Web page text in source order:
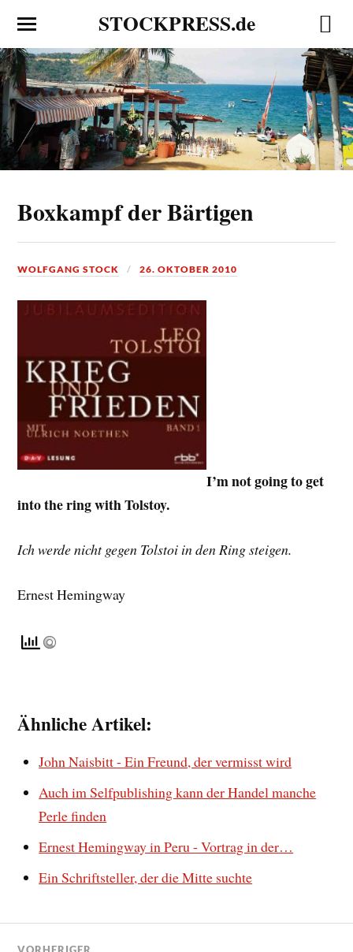
STOCKPRESS.de
Boxkampf der Bärtigen
WOLFGANG STOCK 26. OKTOBER 2010
I’m not going to get
into the ring with Tolstoy.
Ich werde nicht gegen Tolstoi in den Ring steigen.
Ernest Hemingway
Ähnliche Artikel:
John Naisbitt - Ein Freund, der vermisst wird
Auch im Selfpublishing kann der Handel manche
Perle finden
Ernest Hemingway in Peru - Vortrag in der…
Ein Schriftsteller, der die Mitte suchte
VORHERIGER